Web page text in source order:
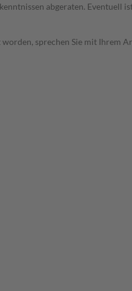
abgeraten. Eventuell
sprechen Sie mit Ihrem